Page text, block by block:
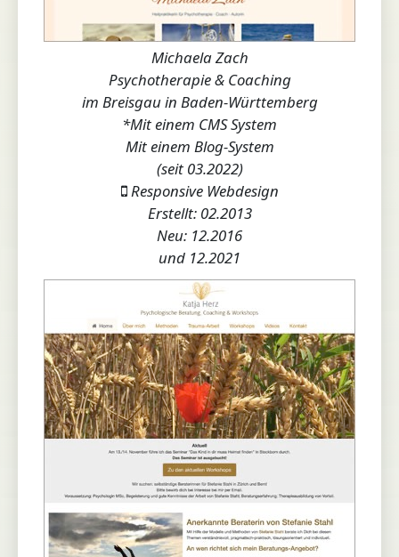
Michaela Zach
Psychotherapie & Coaching
im Breisgau in Baden-Württemberg
*Mit einem CMS System
Mit einem Blog-System
(seit 03.2022)
Responsive Webdesign
Erstellt: 02.2013
Neu: 12.2016
und 12.2021